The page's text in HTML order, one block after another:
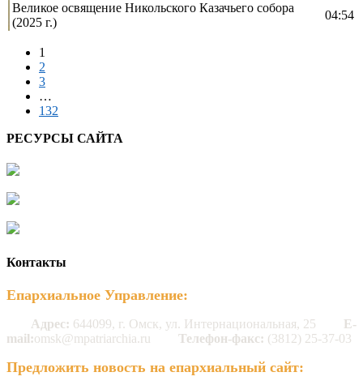
Великое освящение Никольского Казачьего собора
(2025 г.)
04:54
1
2
3
…
132
РЕСУРСЫ САЙТА
Контакты
Епархиальное Управление:
Адрес: 644099, г. Омск, ул. Интернациональная, 25
E-
mail:omsk@mpatriarchia.ru Телефон-факс: (3812) 25-37-03
Предложить новость на епархиальный сайт: